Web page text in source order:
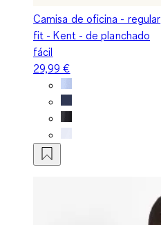
Camisa de oficina - regular
fit - Kent - de planchado
fácil
29,99 €